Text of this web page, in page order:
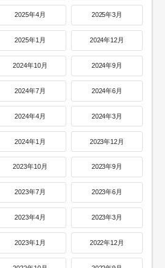
2025年4月 2025年3月
2025年1月 2024年12月
2024年10月 2024年9月
2024年7月 2024年6月
2024年4月 2024年3月
2024年1月 2023年12月
2023年10月 2023年9月
2023年7月 2023年6月
2023年4月 2023年3月
2023年1月 2022年12月